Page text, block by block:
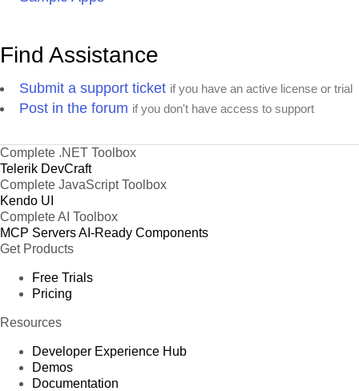
Find Assistance
Submit a support ticket if you have an active license or trial
Post in the forum if you don't have access to support
Complete .NET Toolbox
Telerik DevCraft
Complete JavaScript Toolbox
Kendo UI
Complete AI Toolbox
MCP ServersAI-Ready Components
Get Products
Free Trials
Pricing
Resources
Developer Experience Hub
Demos
Documentation